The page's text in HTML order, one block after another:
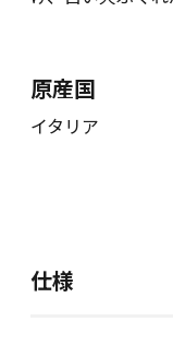
原産国
イタリア
仕様